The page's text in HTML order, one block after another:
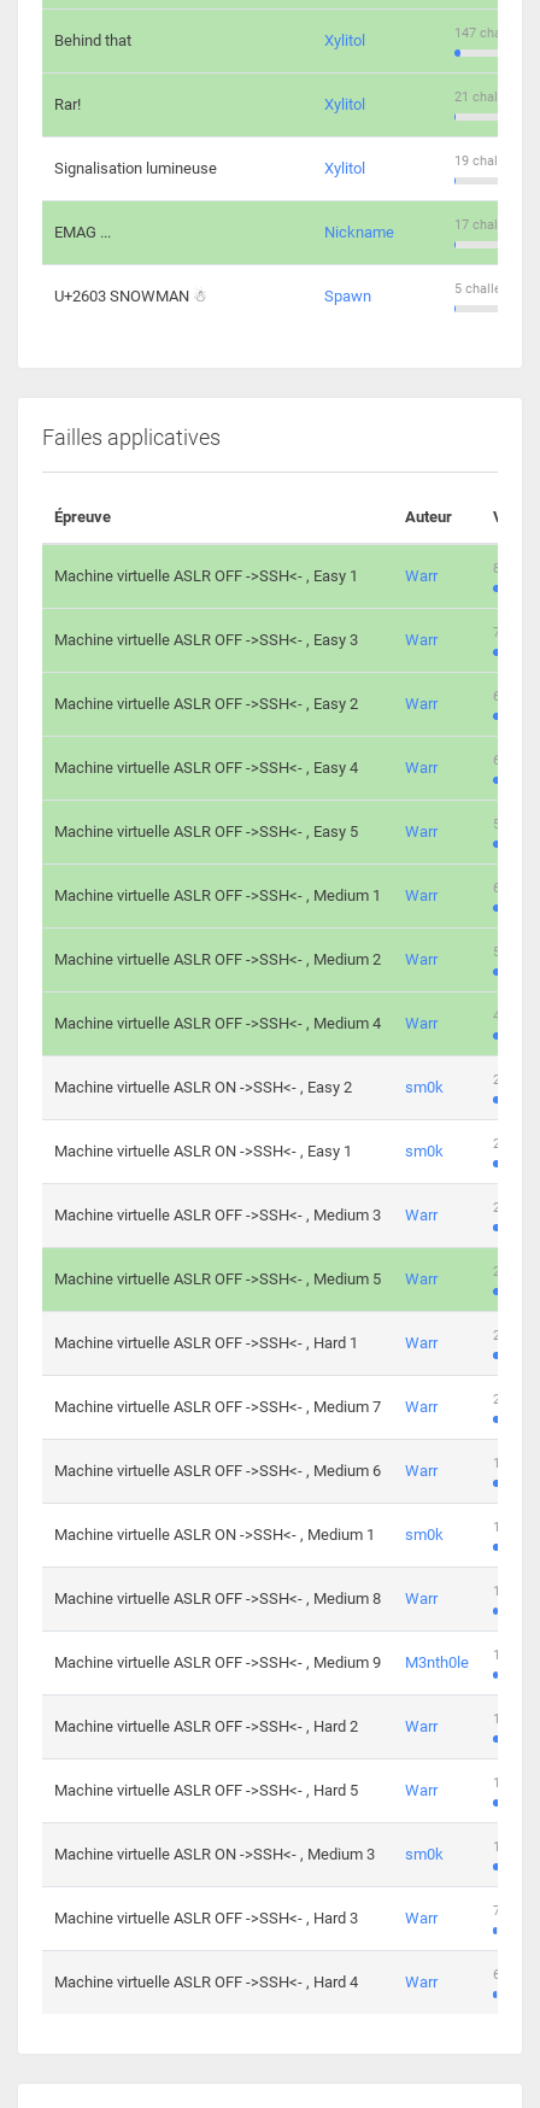
Behind that Xylitol 147
Rar! Xylitol 21
Signalisation lumineuse Xylitol 19
EMAG ... Nickname 17
U+2603 SNOWMAN ☃ Spawn 5 challengers
Failles applicatives
Épreuve Auteur
Machine virtuelle ASLR OFF ->SSH<- , Easy 1 Warr 801
Machine virtuelle ASLR OFF ->SSH<- , Easy 3 Warr 746
Machine virtuelle ASLR OFF ->SSH<- , Easy 2 Warr 681
Machine virtuelle ASLR OFF ->SSH<- , Easy 4 Warr 645
Machine virtuelle ASLR OFF ->SSH<- , Easy 5 Warr 561
Machine virtuelle ASLR OFF ->SSH<- , Medium 1 Warr 605
Machine virtuelle ASLR OFF ->SSH<- , Medium 2 Warr 509
Machine virtuelle ASLR OFF ->SSH<- , Medium 4 Warr 413
Machine virtuelle ASLR ON ->SSH<- , Easy 2 sm0k 247
Machine virtuelle ASLR ON ->SSH<- , Easy 1 sm0k 219
Machine virtuelle ASLR OFF ->SSH<- , Medium 3 Warr 280
Machine virtuelle ASLR OFF ->SSH<- , Medium 5 Warr 265
Machine virtuelle ASLR OFF ->SSH<- , Hard 1 Warr 224
Machine virtuelle ASLR OFF ->SSH<- , Medium 7 Warr 230
Machine virtuelle ASLR OFF ->SSH<- , Medium 6 Warr 168
Machine virtuelle ASLR ON ->SSH<- , Medium 1 sm0k 139
Machine virtuelle ASLR OFF ->SSH<- , Medium 8 Warr 112
Machine virtuelle ASLR OFF ->SSH<- , Medium 9 M3nth0le 100
Machine virtuelle ASLR OFF ->SSH<- , Hard 2 Warr 176
Machine virtuelle ASLR OFF ->SSH<- , Hard 5 Warr 115
Machine virtuelle ASLR ON ->SSH<- , Medium 3 sm0k 115
Machine virtuelle ASLR OFF ->SSH<- , Hard 3 Warr 76
Machine virtuelle ASLR OFF ->SSH<- , Hard 4 Warr 63